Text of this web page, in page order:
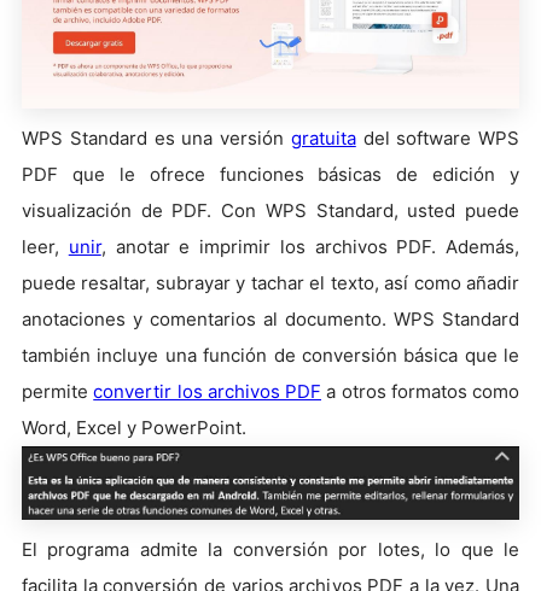
WPS Standard es una versión gratuitadel software WPS
PDF que le ofrece funciones básicas de edición y
visualización de PDF. Con WPS Standard, usted puede
leer, unir, anotar e imprimir los archivos PDF. Además,
puede resaltar, subrayar y tachar el texto, así como añadir
anotaciones y comentarios al documento. WPS Standard
también incluye una función de conversión básica que le
permiteconvertir los archivos PDF a otros formatos como
Word, Excel y PowerPoint.
El programa admite la conversión por lotes, lo que le
facilita la conversión de varios archivos PDF a la vez. Una